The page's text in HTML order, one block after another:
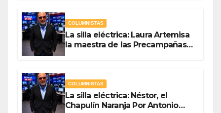
COLUMNISTAS
La silla eléctrica: Laura Artemisa
la maestra de las Precampañas
COLUMNISTAS
La silla eléctrica: Néstor, el
Chapulín Naranja Por Antonio